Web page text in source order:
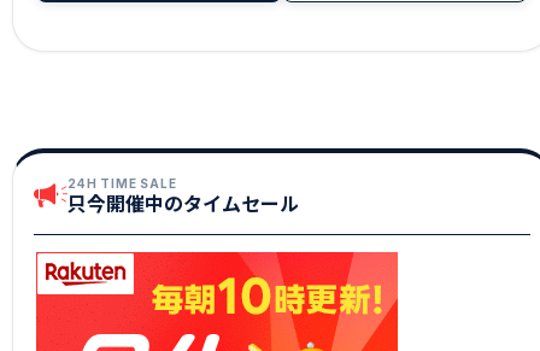
24H TIME SALE
只今開催中のタイムセール